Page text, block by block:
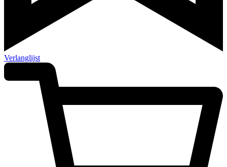
Verlanglijst